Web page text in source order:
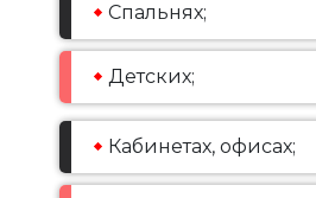
Спальнях;
Детских;
Кабинетах, офисах;